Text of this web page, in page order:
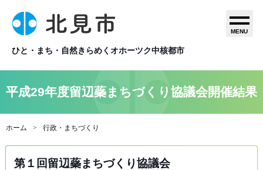
ひと・まち・自然きらめくオホーツク中核都市
MENU
平成29年度留辺蘂まちづくり協議会開催結果
ホーム 行政・まちづくり
第１回留辺蘂まちづくり協議会